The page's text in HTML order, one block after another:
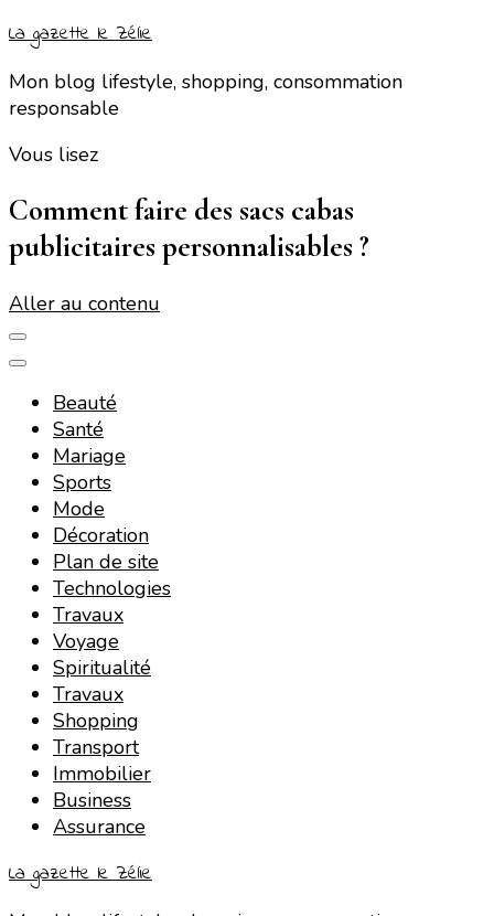
La gazette le Zélie
Mon blog lifestyle, shopping, consommation
responsable
Vous lisez
Comment faire des sacs cabas
publicitaires personnalisables ?
Aller au contenu
Beauté
Santé
Mariage
Sports
Mode
Décoration
Plan de site
Technologies
Travaux
Voyage
Spiritualité
Travaux
Shopping
Transport
Immobilier
Business
Assurance
La gazette le Zélie